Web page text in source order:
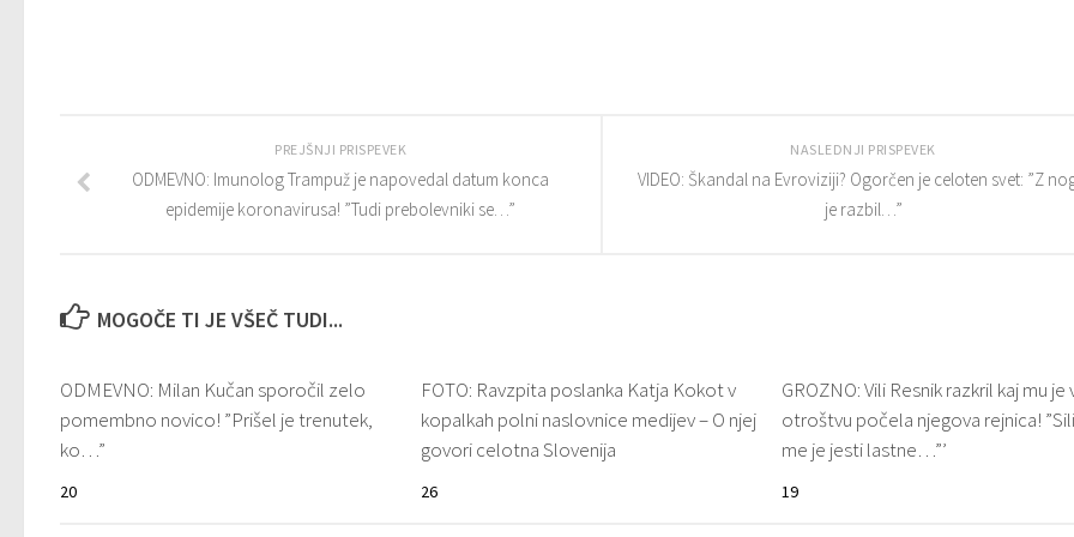
NASLEDNJI PRISPEVEK
VIDEO: Škandal na Evroviziji? Ogorčen je celoten svet: ”Z
je razbil…”
PREJŠNJI PRISPEVEK
ODMEVNO: Imunolog Trampuž je napovedal datum konca
epidemije koronavirusa! ”Tudi prebolevniki se…”
MOGOČE TI JE VŠEČ TUDI...
ODMEVNO: Milan Kučan sporočil zelo
pomembno novico! ”Prišel je trenutek,
ko…”
20
FOTO: Ravzpita poslanka Katja Kokot v
kopalkah polni naslovnice medijev – O njej
govori celotna Slovenija
26
GROZNO: Vili Resnik razkril kaj mu je
otroštvu počela njegova rejnica!
me je jesti lastne…”’
19